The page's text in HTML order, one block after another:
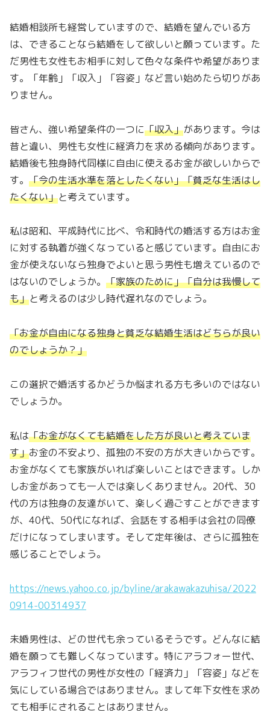
結婚相談所も経営していますので、結婚を望んでいる方
は、できることなら結婚をして欲しいと願っています。た
だ男性も女性もお相手に対して色々な条件や希望がありま
す。「年齢」「収入」「容姿」など言い始めたら切りがあ
りません。
皆さん、強い希望条件の一つに「収入」があります。今は
昔と違い、男性も女性に経済力を求める傾向があります。
結婚後も独身時代同様に自由に使えるお金が欲しいからで
す。 「今の生活水準を落としたくない」「貧乏な生活はし
たくない」と考えています。
私は昭和、平成時代に比べ、令和時代の婚活する方はお金
に対する執着が強くなっていると感じています。自由にお
金が使えないなら独身でよいと思う男性も増えているので
はないのでしょうか。 「家族のために」「自分は我慢して
も」と考えるのは少し時代遅れなのでしょう。
「お金が自由になる独身と貧乏な結婚生活はどちらが良い
のでしょうか？」
この選択で婚活するかどうか悩まれる方も多いのではない
でしょうか。
私は「お金がなくても結婚をした方が良いと考えていま
す」お金の不安より、孤独の不安の方が大きいからです。
お金がなくても家族がいれば楽しいことはできます。しか
しお金があっても一人では楽しくありません。20代、30
代の方は独身の友達がいて、楽しく過ごすことができます
が、40代、50代になれば、会話をする相手は会社の同僚
だけになってしまいます。そして定年後は、さらに孤独を
感じることでしょう。
https://news.yahoo.co.jp/byline/arakawakazuhisa/2022
0914-00314937
未婚男性は、どの世代も余っているそうです。どんなに結
婚を願っても難しくなっています。特にアラフォー世代、
アラフィフ世代の男性が女性の「経済力」「容姿」などを
気にしている場合ではありません。まして年下女性を求め
ても相手にされることはありません。